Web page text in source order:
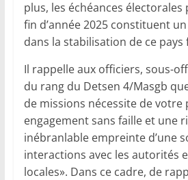
plus, les échéances
fin d’année 2025 constituent
dans la stabilisation de ce pays
Il rappelle aux officiers, sous-
du rang du Detsen 4/Masgb
de missions nécessite de votre
engagement sans faille et une
inébranlable empreinte d’une
interactions avec les autorités
locales». Dans ce cadre, de